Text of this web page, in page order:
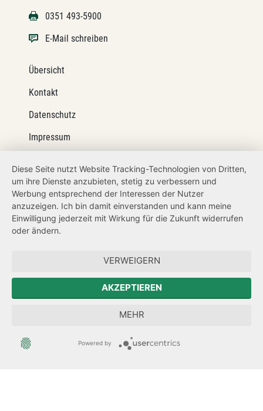
0351 493-5900
E-Mail schreiben
Übersicht
Kontakt
Datenschutz
Impressum
Netiquette
Transparenzanspruch
Hinweisgeberschutz
Forum Mitteleuropa
Der Sächsische Integrationsbeauftragte
Sächsische Landesbeauftragte zur Aufarbeitung der SED-
Diese Seite nutzt Website Tracking-Technologien von Dritten,
um ihre Dienste anzubieten, stetig zu verbessern und
Werbung entsprechend der Interessen der Nutzer
anzuzeigen. Ich bin damit einverstanden und kann meine
Einwilligung jederzeit mit Wirkung für die Zukunft widerrufen
oder ändern.
VERWEIGERN
AKZEPTIEREN
MEHR
Powered by